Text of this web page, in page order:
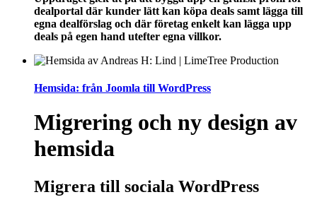
dealportal där kunder lätt kan köpa deals samt lägga till
egna dealförslag och där företag enkelt kan lägga upp
deals på egen hand utefter egna villkor.
Hemsida: från Joomla till WordPress
Migrering och ny design av
hemsida
Migrera till sociala WordPress